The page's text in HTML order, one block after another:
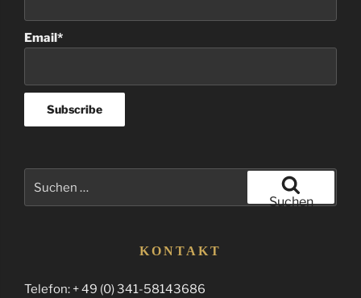
Email*
nach:
Suchen
KONTAKT
Telefon: + 49 (0) 341-58143686